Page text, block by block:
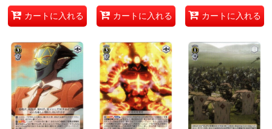
カートに入れる カートに入れる カートに入れる